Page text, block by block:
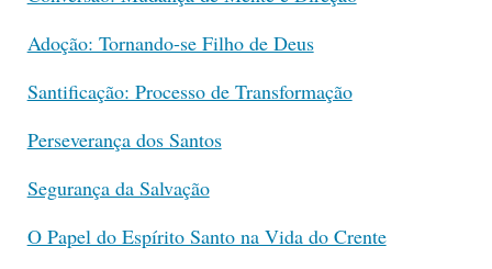
Adoção: Tornando-se Filho de Deus
Santificação: Processo de Transformação
Perseverança dos Santos
Segurança da Salvação
O Papel do Espírito Santo na Vida do Crente